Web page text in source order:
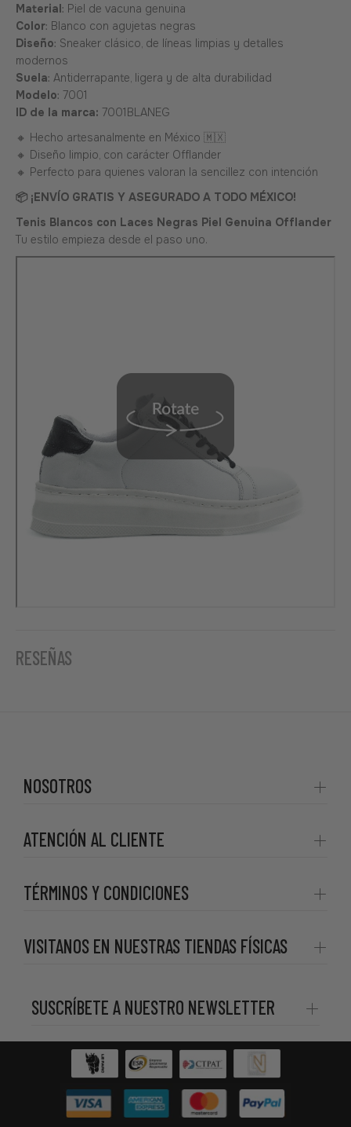
Material: Piel de vacuna genuina
Color: Blanco con agujetas negras
Diseño: Sneaker clásico, de líneas limpias y detalles
modernos
Suela: Antiderrapante, ligera y de alta durabilidad
Modelo: 7001
ID de la marca: 7001BLANEG
🔸 Hecho artesanalmente en México 🇲🇽
🔸 Diseño limpio, con carácter Offlander
🔸 Perfecto para quienes valoran la sencillez con intención
📦 ¡ENVÍO GRATIS Y ASEGURADO A TODO MÉXICO!
Tenis Blancos con Laces Negras Piel Genuina Offlander
Tu estilo empieza desde el paso uno.
RESEÑAS
SUSCRÍBETE A NUESTRO NEWSLETTER
NOSOTROS
ATENCIÓN AL CLIENTE
TÉRMINOS Y CONDICIONES
VISITANOS EN NUESTRAS TIENDAS FÍSICAS